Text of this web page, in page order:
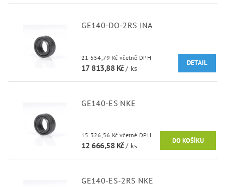
GE140-DO-2RS INA
21 554,79 Kč včetně DPH
17 813,88 Kč/ ks
DETAIL
GE140-ES NKE
15 326,56 Kč včetně DPH
12 666,58 Kč/ ks
GE140-ES-2RS NKE